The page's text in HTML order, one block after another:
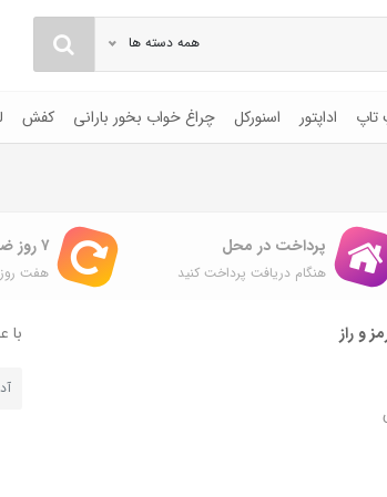
همه دسته ها
تاپ اداپتور اسنورکل چراغ خواب بخور بارانی کفش
پرداخت در محل
هنگام دریافت پرداخت کنید
۷ روز ضمانت بازگشت
هفت
و راز با